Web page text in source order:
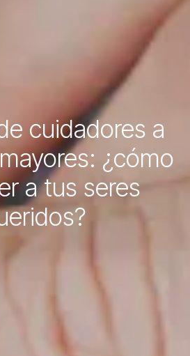
cuidadores a
¿cómo
a tus seres